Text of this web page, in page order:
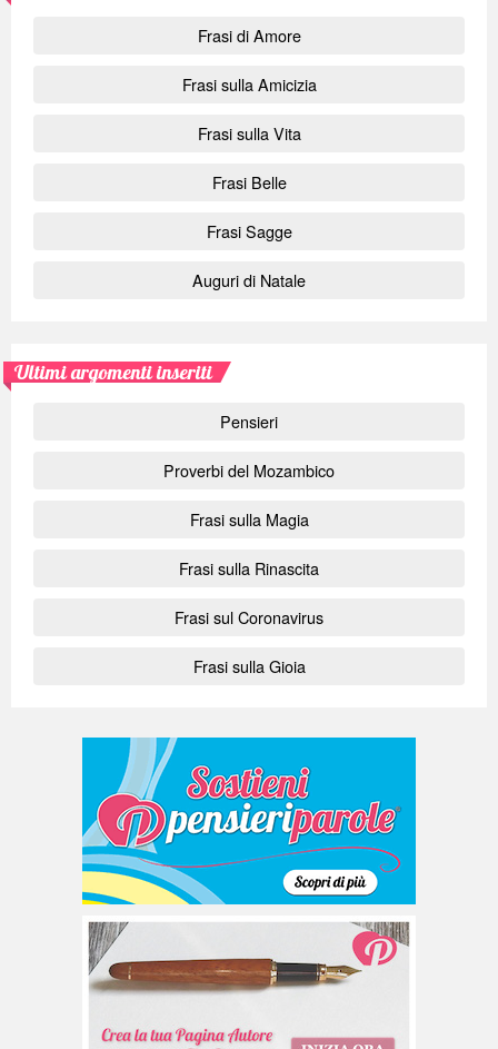
Frasi di Amore
Frasi sulla Amicizia
Frasi sulla Vita
Frasi Belle
Frasi Sagge
Auguri di Natale
Ultimi argomenti inseriti
Pensieri
Proverbi del Mozambico
Frasi sulla Magia
Frasi sulla Rinascita
Frasi sul Coronavirus
Frasi sulla Gioia